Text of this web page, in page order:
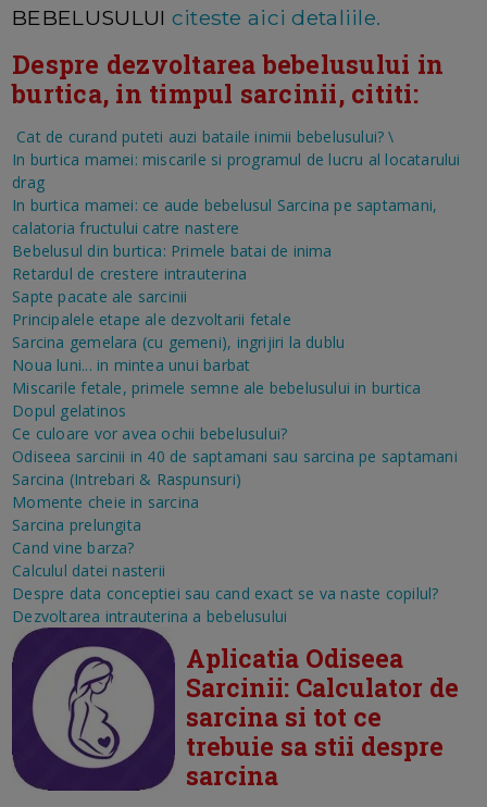
BEBELUSULUI citeste aici detaliile.
Despre dezvoltarea bebelusului in
burtica, in timpul sarcinii, cititi:
Cat de curand puteti auzi bataile inimii bebelusului? \
In burtica mamei: miscarile si programul de lucru al locatarului
drag
In burtica mamei: ce aude bebelusul Sarcina pe saptamani,
calatoria fructului catre nastere
Bebelusul din burtica: Primele batai de inima
Retardul de crestere intrauterina
Sapte pacate ale sarcinii
Principalele etape ale dezvoltarii fetale
Sarcina gemelara (cu gemeni), ingrijiri la dublu
Noua luni... in mintea unui barbat
Miscarile fetale, primele semne ale bebelusului in burtica
Dopul gelatinos
Ce culoare vor avea ochii bebelusului?
Odiseea sarcinii in 40 de saptamani sau sarcina pe saptamani
Sarcina (Intrebari & Raspunsuri)
Momente cheie in sarcina
Sarcina prelungita
Cand vine barza?
Calculul datei nasterii
Despre data conceptiei sau cand exact se va naste copilul?
Dezvoltarea intrauterina a bebelusului
Aplicatia Odiseea
Sarcinii: Calculator de
sarcina si tot ce
trebuie sa stii despre
sarcina